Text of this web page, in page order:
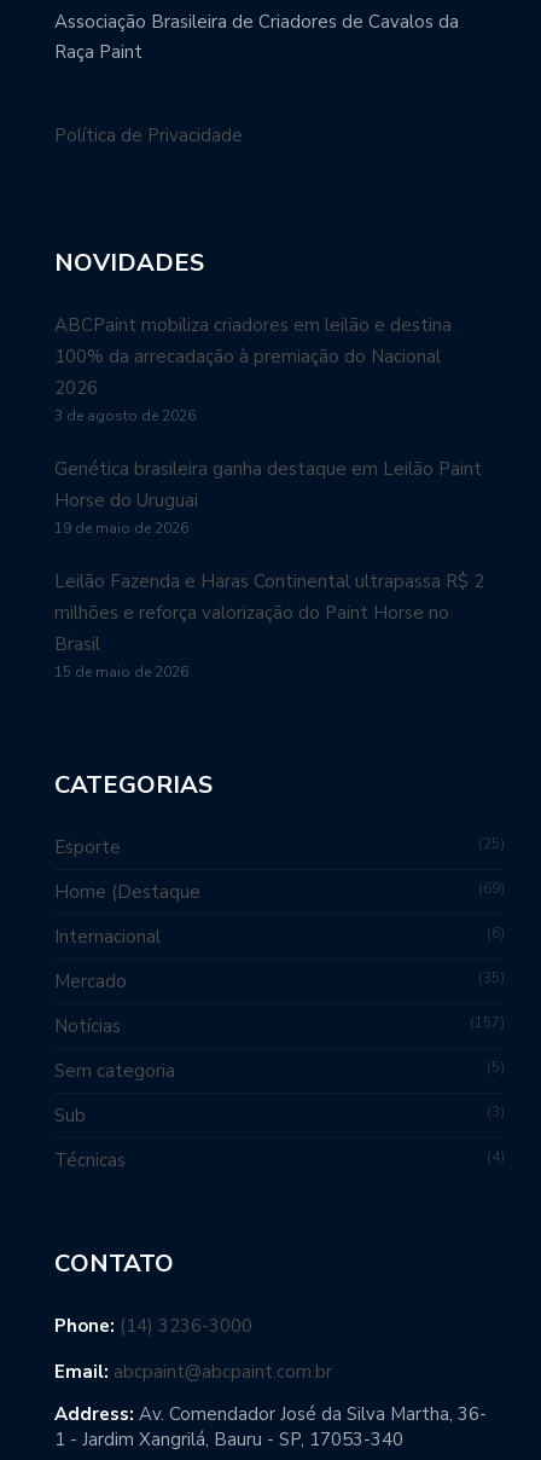
Associação Brasileira de Criadores de Cavalos da
Raça Paint
Política de Privacidade
NOVIDADES
ABCPaint mobiliza criadores em leilão e destina
100% da arrecadação à premiação do Nacional
2026
3 de agosto de 2026
Genética brasileira ganha destaque em Leilão Paint
Horse do Uruguai
19 de maio de 2026
Leilão Fazenda e Haras Continental ultrapassa R$ 2
milhões e reforça valorização do Paint Horse no
Brasil
15 de maio de 2026
CATEGORIAS
Esporte 25
Home (Destaque 69
Internacional 6
Mercado 35
Notícias 157
Sem categoria 5
Sub 3
Técnicas 4
CONTATO
Phone: (14) 3236-3000
Email: abcpaint@abcpaint.com.br
Address: Av. Comendador José da Silva Martha, 36-
1 - Jardim Xangrilá, Bauru - SP, 17053-340